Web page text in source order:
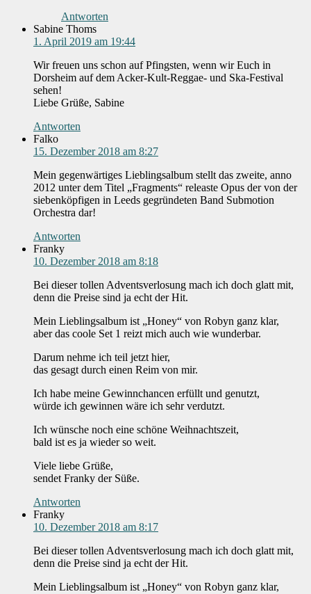
Antworten
Sabine Thoms
1. April 2019 am 19:44
Wir freuen uns schon auf Pfingsten, wenn wir Euch in
Dorsheim auf dem Acker-Kult-Reggae- und Ska-Festival
sehen!
Liebe Grüße, Sabine
Antworten
Falko
15. Dezember 2018 am 8:27
Mein gegenwärtiges Lieblingsalbum stellt das zweite, anno
2012 unter dem Titel „Fragments“ releaste Opus der von der
siebenköpfigen in Leeds gegründeten Band Submotion
Orchestra dar!
Antworten
Franky
10. Dezember 2018 am 8:18
Bei dieser tollen Adventsverlosung mach ich doch glatt mit,
denn die Preise sind ja echt der Hit.
Mein Lieblingsalbum ist „Honey“ von Robyn ganz klar,
aber das coole Set 1 reizt mich auch wie wunderbar.
Darum nehme ich teil jetzt hier,
das gesagt durch einen Reim von mir.
Ich habe meine Gewinnchancen erfüllt und genutzt,
würde ich gewinnen wäre ich sehr verdutzt.
Ich wünsche noch eine schöne Weihnachtszeit,
bald ist es ja wieder so weit.
Viele liebe Grüße,
sendet Franky der Süße.
Antworten
Franky
10. Dezember 2018 am 8:17
Bei dieser tollen Adventsverlosung mach ich doch glatt mit,
denn die Preise sind ja echt der Hit.
Mein Lieblingsalbum ist „Honey“ von Robyn ganz klar,